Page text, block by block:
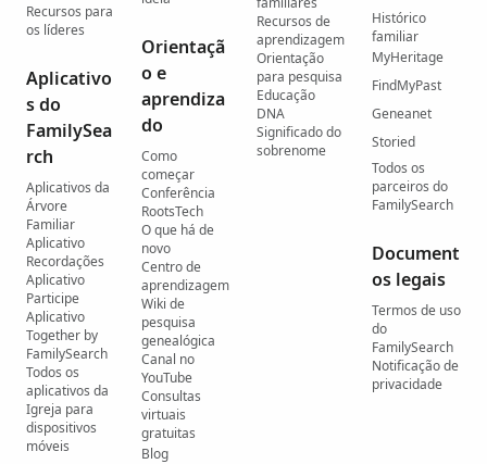
Recursos para
os líderes
Aplicativo
s do
FamilySea
rch
Aplicativos da
Árvore
Familiar
Aplicativo
Recordações
Aplicativo
Participe
Aplicativo
Together by
FamilySearch
Todos os
aplicativos da
Igreja para
dispositivos
móveis
Orientaçã
o e
aprendiza
do
Como
começar
Conferência
RootsTech
O que há de
novo
Centro de
aprendizagem
Wiki de
pesquisa
genealógica
Canal no
YouTube
Consultas
virtuais
gratuitas
Blog
Recursos de
aprendizagem
Orientação
para pesquisa
Educação
DNA
Significado do
sobrenome
Histórico
familiar
MyHeritage
FindMyPast
Geneanet
Storied
Todos os
parceiros do
FamilySearch
Document
os legais
Termos de uso
do
FamilySearch
Notificação de
privacidade